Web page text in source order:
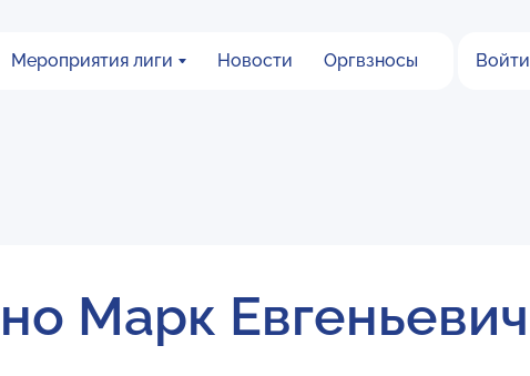
Мероприятия лиги Новости Оргвзносы Войти
Марк Евгеньевич